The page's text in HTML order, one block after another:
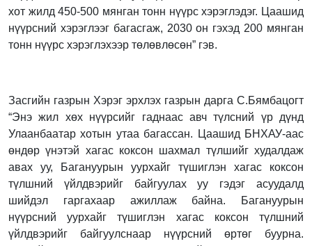
хот жилд 450-500 мянган тонн нүүрс хэрэглэдэг. Цаашид
нүүрсний хэрэглээг багасгаж, 2030 он гэхэд 200 мянган
тонн нүүрс хэрэглэхээр төлөвлөсөн” гэв.
Засгийн газрын Хэрэг эрхлэх газрын дарга С.Бямбацогт
“Энэ жил хөх нүүрсийг гаднаас авч түлсний үр дүнд
Улаанбаатар хотын утаа багассан. Цаашид БНХАУ-аас
өндөр үнэтэй хагас коксон шахмал түлшийг худалдаж
авах уу, Багануурын уурхайг түшиглэн хагас коксон
түлшний үйлдвэрийг байгуулах уу гэдэг асуудалд
шийдэл гаргахаар ажиллаж байна. Багануурын
нүүрсний уурхайг түшиглэн хагас коксон түлшний
үйлдвэрийг байгуулснаар нүүрсний өртөг буурна.